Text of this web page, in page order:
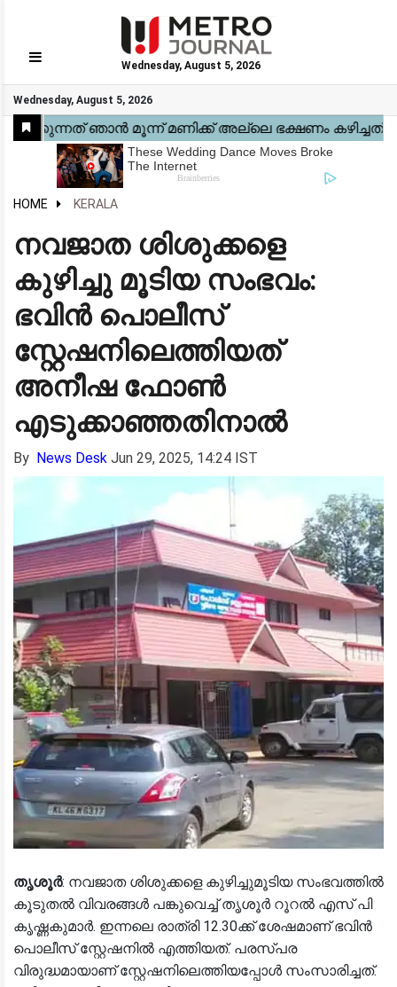
Wednesday, August 5, 2026
Wednesday, August 5, 2026
GO
Home
Kerala
National
Gulf
World
Sports
Movies
Health
Automobile
Travel
Education
Novel
Business
Technology
Webstory
HOME KERALA
നവജാത ശിശുക്കളെ
കുഴിച്ചു മൂടിയ സംഭവം:
ഭവിൻ പൊലീസ്
സ്റ്റേഷനിലെത്തിയത്
അനീഷ ഫോൺ
എടുക്കാഞ്ഞതിനാൽ
By News Desk Jun 29, 2025, 14:24 IST
തൃശൂർ: നവജാത ശിശുക്കളെ കുഴിച്ചുമൂടിയ സംഭവത്തിൽ
കൂടുതൽ വിവരങ്ങൾ പങ്കുവെച്ച് തൃശൂർ റൂറൽ എസ് പി
കൃഷ്ണകുമാർ. ഇന്നലെ രാത്രി 12.30ക്ക് ശേഷമാണ് ഭവിൻ
പൊലീസ് സ്റ്റേഷനിൽ എത്തിയത്. പരസ്പര
വിരുദ്ധമായാണ് സ്റ്റേഷനിലെത്തിയപ്പോൾ സംസാരിച്ചത്.